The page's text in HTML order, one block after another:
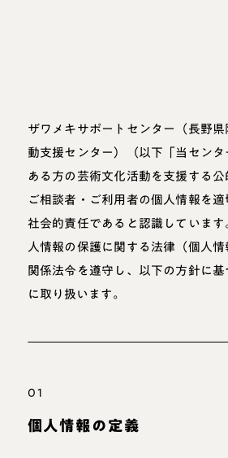
ザワメキサポートセンター（長野
動支援センター）（以下「当セン
ある方の芸術文化活動を支援する公
ご相談者・ご利用者の個人情報を
社会的責任であると認識していま
人情報の保護に関する法律（個人
関係法令を遵守し、以下の方針に
に取り扱います。
01
個人情報の定義